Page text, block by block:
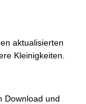
aktualisierten
Kleinigkeiten.
Download und